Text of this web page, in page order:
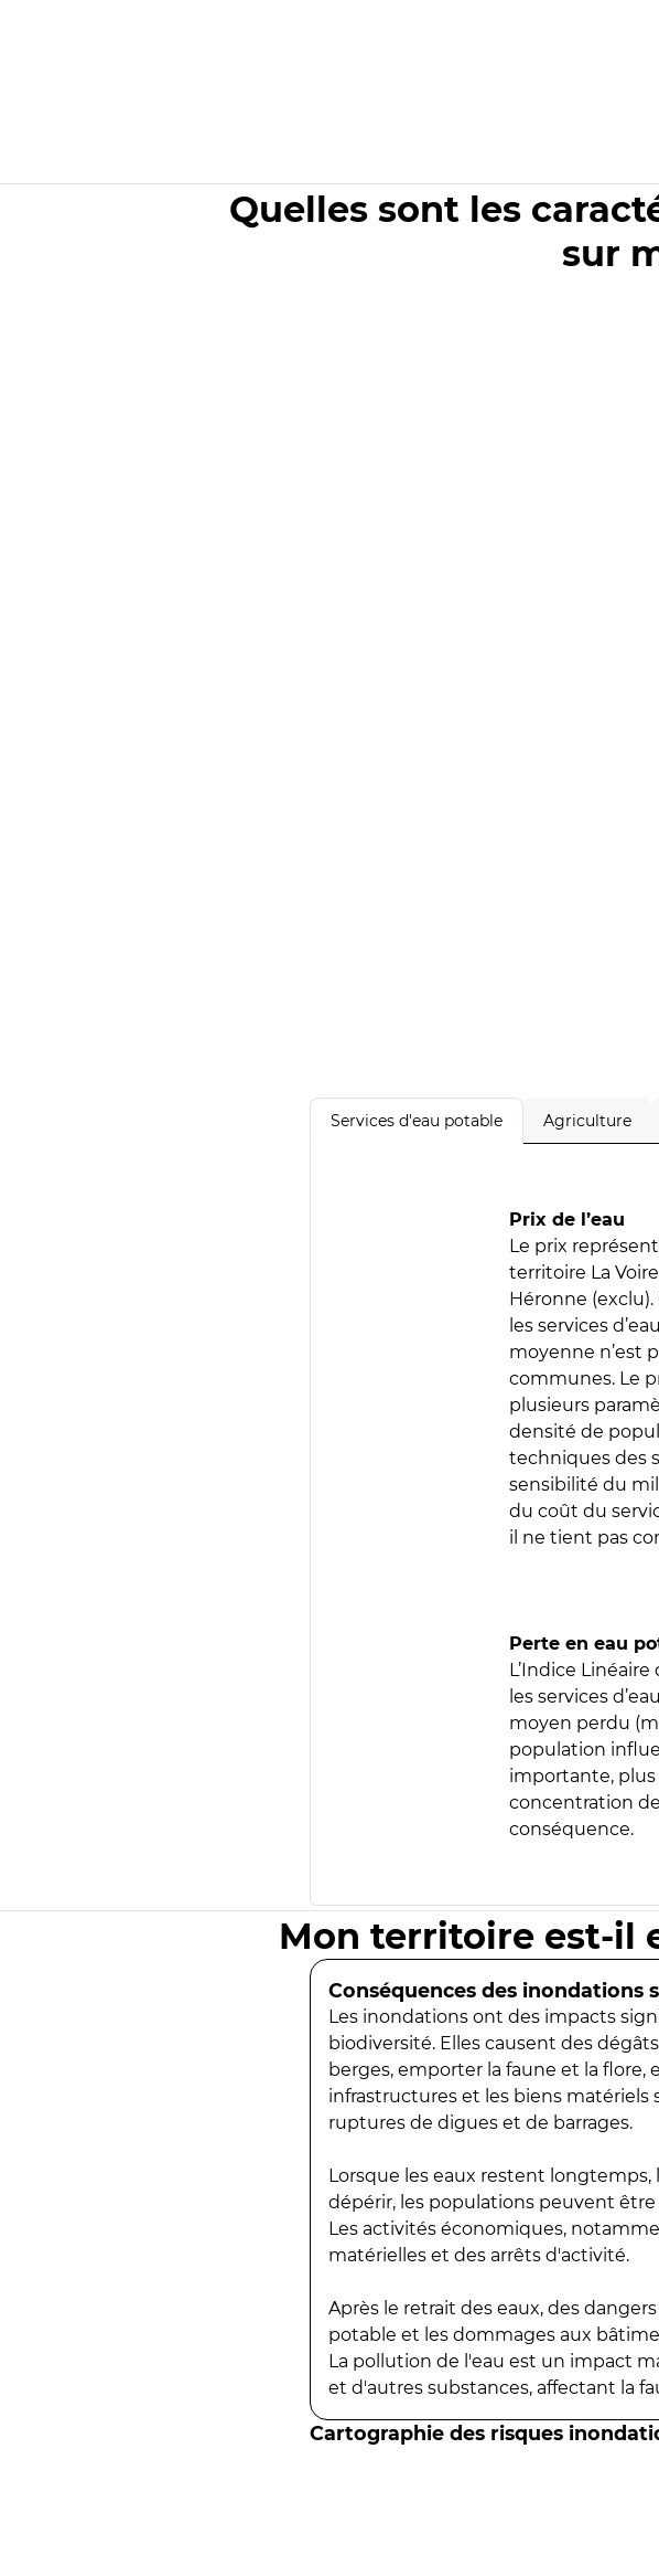
Quelles sont les
sur
Services d'eau potable Agriculture
Prix de l’eau
Le prix
territoire La
Héronne
les services
moyenne n’est
communes. Le
plusieurs
densité de
techniques des
sensibilité du
du coût du
il ne tient pas
Perte en eau
L’Indice
les services
moyen perdu
population
importante, plus
concentration
conséquence.
Mon territoire est-il
Conséquences des inondations
Les inondations ont des impacts
biodiversité. Elles causent des
berges, emporter la faune et la
infrastructures et les biens matériels
ruptures de digues et de barrages.
Lorsque les eaux restent
dépérir, les populations peuvent
Les activités économiques,
matérielles et des arrêts d'activité.
Après le retrait des eaux, des
potable et les dommages aux
La pollution de l'eau est un impact
et d'autres substances, affectant la
Cartographie des risques